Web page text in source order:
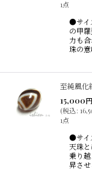
1点
●サイ
の甲
力も
珠の
至純風化
15,000円
(税込:
1点
●サイ
天珠
乗り
昇させ